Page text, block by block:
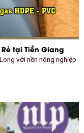
tại Tiền Giang
với nền nông nghiệp